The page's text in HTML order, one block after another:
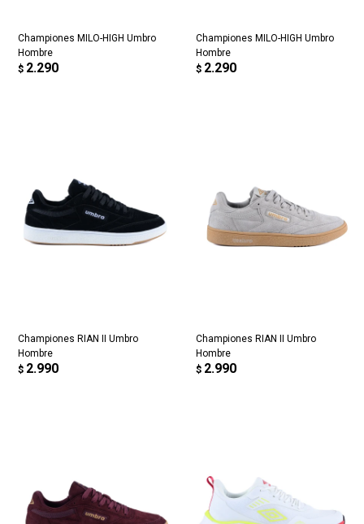
Championes MILO-HIGH Umbro
Hombre
$ 2.290
Championes MILO-HIGH Umbro
Hombre
$ 2.290
Championes RIAN II Umbro
Hombre
$ 2.990
Championes RIAN II Umbro
Hombre
$ 2.990